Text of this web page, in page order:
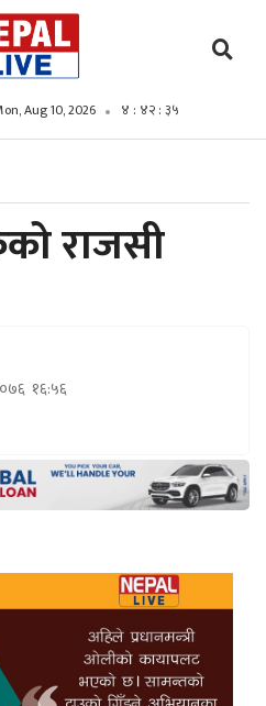
Aug 10, 2026 ४ : ४२ : ३७
राजसी
१६:५६